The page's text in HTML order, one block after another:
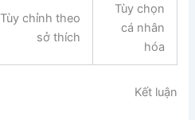
Tùy chọn
cá nhân
hóa
Tùy chỉnh theo
sở thích
Kết luận